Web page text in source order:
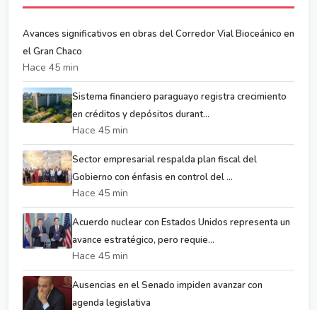
Avances significativos en obras del Corredor Vial Bioceánico en
el Gran Chaco
Hace 45 min
Sistema financiero paraguayo registra crecimiento
en créditos y depósitos durant...
Hace 45 min
Sector empresarial respalda plan fiscal del
Gobierno con énfasis en control del ...
Hace 45 min
Acuerdo nuclear con Estados Unidos representa un
avance estratégico, pero requie...
Hace 45 min
Ausencias en el Senado impiden avanzar con
agenda legislativa